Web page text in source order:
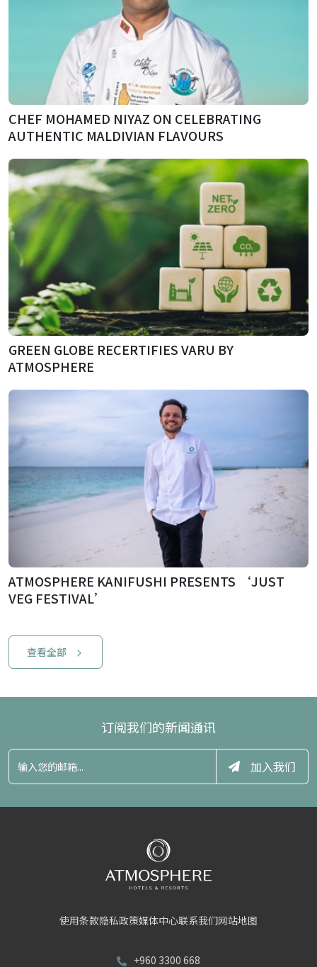
CHEF MOHAMED NIYAZ ON CELEBRATING
AUTHENTIC MALDIVIAN FLAVOURS
GREEN GLOBE RECERTIFIES VARU BY
ATMOSPHERE
ATMOSPHERE KANIFUSHI PRESENTS ‘JUST
VEG FESTIVAL’
查看全部
订阅我们的新闻通讯
加入我们
使用条款隐私政策媒体中心联系我们网站地图
+960 3300 668